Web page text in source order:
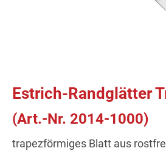
Estrich-Randglätter
(Art.-Nr. 2014-1000)
trapezförmiges Blatt aus